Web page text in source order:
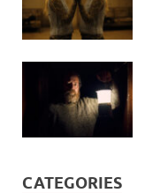
CATEGORIES